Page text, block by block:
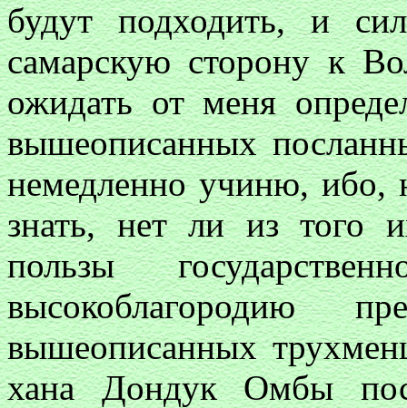
будут подходить, и
самарскую сторону к
ожидать от меня
вышеописанных
немедленно учиню, ибо,
знать, нет ли из того
пользы
высокоблагородию
вышеописанных
хана Дондук Омбы